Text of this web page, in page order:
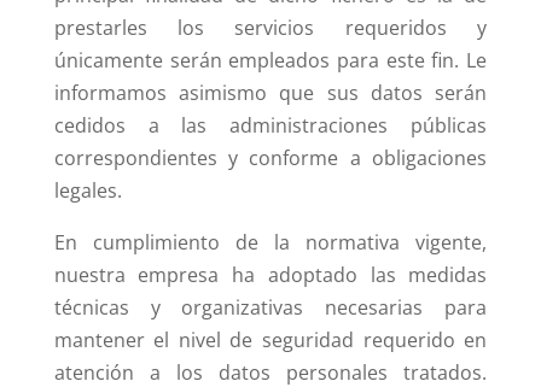
prestarles los servicios requeridos y
únicamente serán empleados para este fin. Le
informamos asimismo que sus datos serán
cedidos a las administraciones públicas
correspondientes y conforme a obligaciones
legales.
En cumplimiento de la normativa vigente,
nuestra empresa ha adoptado las medidas
técnicas y organizativas necesarias para
mantener el nivel de seguridad requerido en
atención a los datos personales tratados.